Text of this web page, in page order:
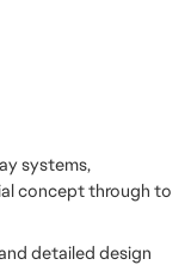
systems,
concept through to
detailed design